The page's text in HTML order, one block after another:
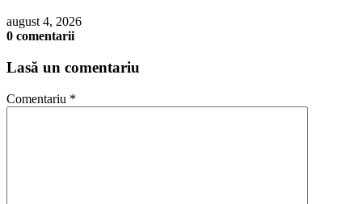
august 4, 2026
0 comentarii
Lasă un comentariu
Comentariu *